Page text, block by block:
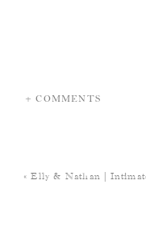
+ COMMENTS
«Elly & Nathan |